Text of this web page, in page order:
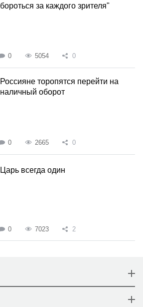
бороться за каждого зрителя"
0 5054 0
Россияне торопятся перейти на
наличный оборот
0 2665 0
Царь всегда один
0 7023 2